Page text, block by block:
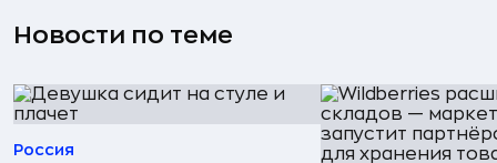
Новости по теме
Россия